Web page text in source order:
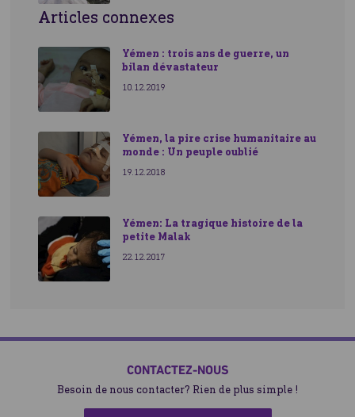
Articles connexes
Yémen : trois ans de guerre, un
bilan dévastateur
10.12.2019
Yémen, la pire crise humanitaire au
monde : Un peuple oublié
19.12.2018
Yémen: La tragique histoire de la
petite Malak
22.12.2017
CONTACTEZ-NOUS
Besoin de nous contacter? Rien de plus simple !